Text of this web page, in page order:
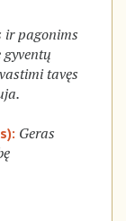
ir pagonims
tavęs
Geras